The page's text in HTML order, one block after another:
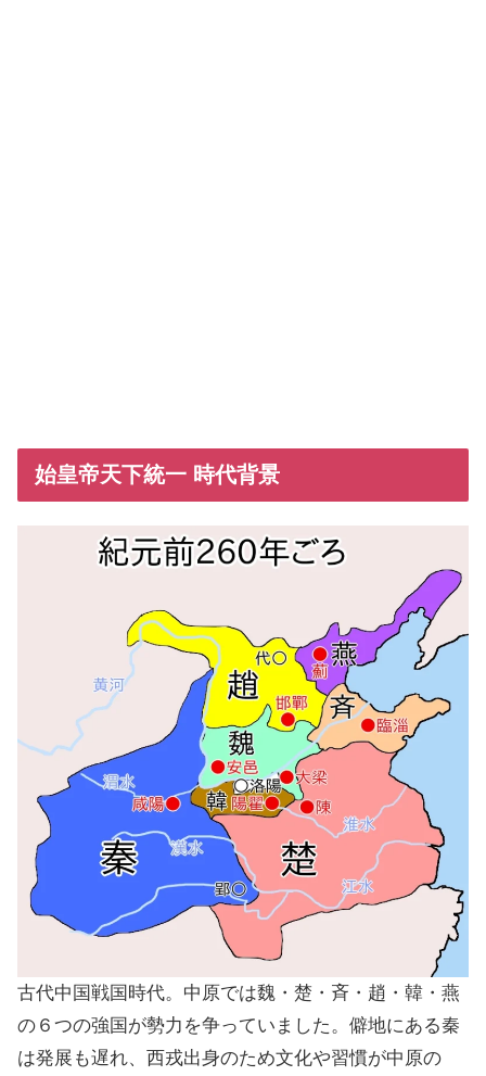
始皇帝天下統一 時代背景
古代中国戦国時代。中原では魏・楚・斉・趙・韓・燕
の６つの強国が勢力を争っていました。僻地にある秦
は発展も遅れ、西戎出身のため文化や習慣が中原の